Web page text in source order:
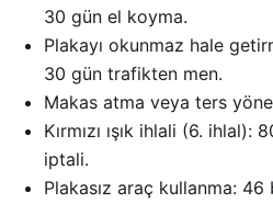
30 gün el koyma.
Plakayı okunmaz hale
30 gün trafikten men.
Makas atma veya ters
Kırmızı ışık ihlali (6.
iptali.
Plakasız araç kullanma: